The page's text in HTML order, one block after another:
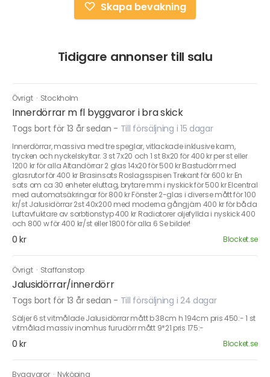
Skapa bevakning
Tidigare annonser till salu
Övrigt · Stockholm
Innerdörrar m fl byggvaror i bra skick
Togs bort för 13 år sedan - Till försäljning i 15 dagar
Innerdörrar, massiva med tre speglar, vitlackade inklusive karm,
trycken och nyckelskyltar. 3 st 7x20 och 1 st 8x20 för 400 kr per st eller
1200 kr för alla Altandörrar 2 glas 14x20 för 500 kr Bastudörr med
glasrutor för 400 kr Brasinsats Roslagsspisen Trekant för 600 kr En
sats om ca 30 enheter eluttag, brytare mm i nyskick för 500 kr Elcentral
med automatsäkringar för 800 kr Fönster 2-glas i diverse mått för 100
kr/st Jalusidörrar 2st 40x200 med moderna gångjärn 400 kr för båda
Luftavfuktare av sorbtionstyp 400 kr Radiatorer oljefyllda i nyskick 400
och 800 w för 400 kr/st eller 1800 för alla 6 Se bilder!
0 kr Blocket.se
Övrigt · Staffanstorp
Jalusidörrar/innerdörr
Togs bort för 13 år sedan - Till försäljning i 24 dagar
Säljer 6 st vitmålade Jalusidörrar mått b 38cm h 194cm pris 450:- 1 st
vitmålad massiv inomhus furudörr mått 9*21 pris 175:-
0 kr Blocket.se
Byggvaror · Nyköping